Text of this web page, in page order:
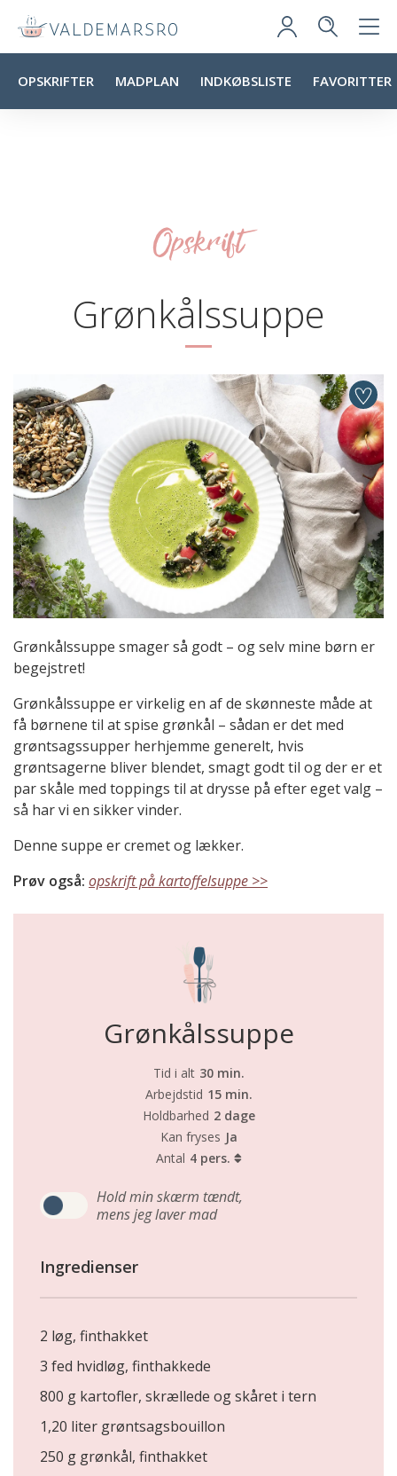
OPSKRIFTER MADPLAN INDKØBSLISTE FAVORITTER
Opskrift
Grønkålssuppe
Grønkålssuppe smager så godt – og selv mine børn er
begejstret!
Grønkålssuppe er virkelig en af de skønneste måde at
få børnene til at spise grønkål – sådan er det med
grøntsagssupper herhjemme generelt, hvis
grøntsagerne bliver blendet, smagt godt til og der er et
par skåle med toppings til at drysse på efter eget valg –
så har vi en sikker vinder.
Denne suppe er cremet og lækker.
Prøv også: opskrift på kartoffelsuppe >>
Grønkålssuppe
Tid i alt 30 min.
Arbejdstid 15 min.
Holdbarhed 2 dage
Kan fryses Ja
Antal 4 pers.
Hold min skærm tændt,
mens jeg laver mad
Ingredienser
2 løg, finthakket
3 fed hvidløg, finthakkede
800 g kartofler, skrællede og skåret i tern
1,20 liter grøntsagsbouillon
250 g grønkål, finthakket